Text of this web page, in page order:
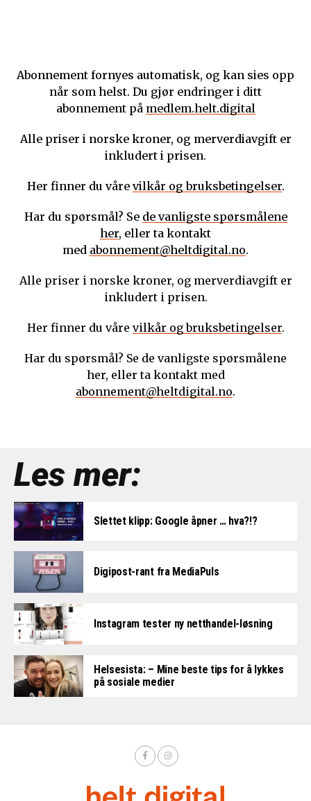
Abonnement fornyes automatisk, og kan sies opp
når som helst. Du gjør endringer i ditt
abonnement på medlem.helt.digital
Alle priser i norske kroner, og merverdiavgift er
inkludert i prisen.
Her finner du våre vilkår og bruksbetingelser.
Har du spørsmål? Se de vanligste spørsmålene
her, eller ta kontakt
med abonnement@heltdigital.no.
Alle priser i norske kroner, og merverdiavgift er
inkludert i prisen.
Her finner du våre vilkår og bruksbetingelser.
Har du spørsmål? Se de vanligste spørsmålene
her, eller ta kontakt med
abonnement@heltdigital.no.
Les mer:
Slettet klipp: Google åpner … hva?!?
Digipost-rant fra MediaPuls
Instagram tester ny netthandel-løsning
Helsesista: – Mine beste tips for å lykkes
på sosiale medier